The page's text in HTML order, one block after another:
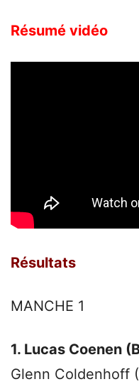
Résumé vidéo
Résultats
MANCHE 1
1. Lucas Coenen
Glenn Coldenhoff